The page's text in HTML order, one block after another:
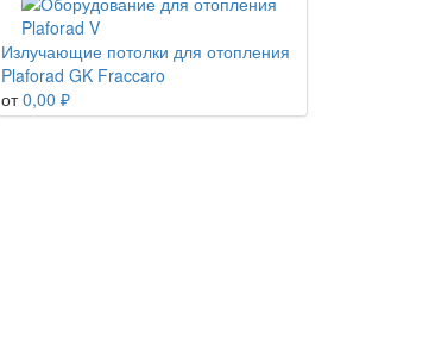
Излучающие потолки для отопления
Plaforad GK Fraccaro
от 0,00 ₽